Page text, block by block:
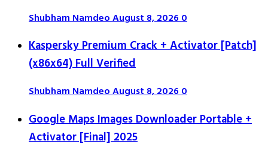
Shubham NamdeoAugust 8, 20260
Kaspersky Premium Crack + Activator [Patch]
(x86x64) Full Verified
Shubham NamdeoAugust 8, 20260
Google Maps Images Downloader Portable +
Activator [Final] 2025